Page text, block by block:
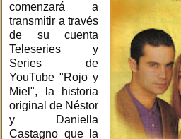
comenzará a
transmitir a través
de su cuenta
Teleseries y
Series de
YouTube "Rojo y
Miel", la historia
original de Néstor
y Daniella
Castagno que la